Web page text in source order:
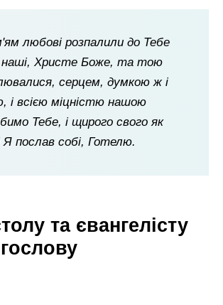
любові розпалили до Тебе
наші, Христе Боже, та тою
серцем, думкою ж і
і всією міцністю нашою
Тебе, і щирого свого як
Я послав собі, Готелю.
та євангелісту